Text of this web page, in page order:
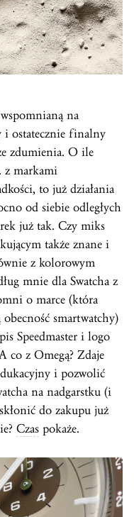
na
i ostatecznie finalny
zdumienia. O ile
z markami
to już działania
od siebie odległych
już tak. Czy miks
także znane i
z kolorowym
mnie dla Swatcha z
o marce (która
obecność smartwatchy)
Speedmaster i logo
co z Omegą? Zdaje
i pozwolić
na nadgarstku (i
skłonić do zakupu już
Czas pokaże.